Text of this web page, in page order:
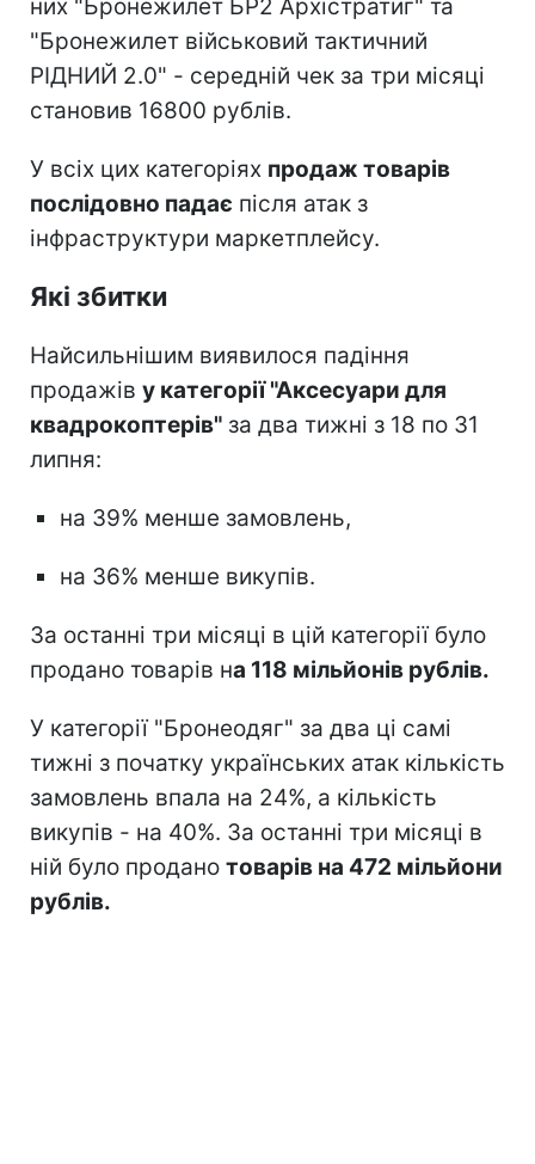
них "Бронежилет БР2 Архістратиг" та
"Бронежилет військовий тактичний
РІДНИЙ 2.0" - середній чек за три місяці
становив 16800 рублів.
У всіх цих категоріях продаж товарів
послідовно падає після атак з
інфраструктури маркетплейсу.
Які збитки
Найсильнішим виявилося падіння
продажів у категорії "Аксесуари для
квадрокоптерів" за два тижні з 18 по 31
липня:
на 39% менше замовлень,
на 36% менше викупів.
За останні три місяці в цій категорії було
продано товарів на 118 мільйонів рублів.
У категорії "Бронеодяг" за два ці самі
тижні з початку українських атак кількість
замовлень впала на 24%, а кількість
викупів - на 40%. За останні три місяці в
ній було продано товарів на 472 мільйони
рублів.